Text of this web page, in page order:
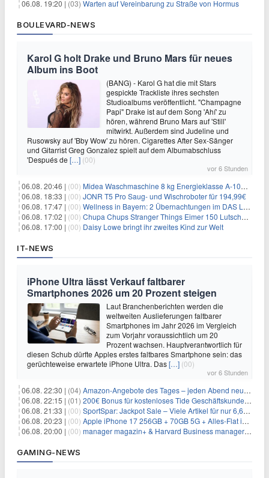
06.08. 19:20 | (03) Warten auf Vereinbarung zu Straße von Hormus
BOULEVARD-NEWS
Karol G holt Drake und Bruno Mars für neues
Album ins Boot
(BANG) - Karol G hat die mit Stars
gespickte Trackliste ihres sechsten
Studioalbums veröffentlicht. "Champagne
Papi" Drake ist auf dem Song 'Ahí' zu
hören, während Bruno Mars auf 'Still'
mitwirkt. Außerdem sind Judeline und
Rusowsky auf 'Bby Wow' zu hören. Cigarettes After Sex-Sänger
und Gitarrist Greg Gonzalez spielt auf dem Albumabschluss
'Después de […] (00)
vor 6 Stunden
06.08. 20:46 | (00) Midea Waschmaschine 8 kg Energieklasse A-10% 1400 U/Min für 289,97€
06.08. 18:33 | (00) JONR T5 Pro Saug- und Wischroboter für 194,99€
06.08. 17:47 | (00) Wellness in Bayern: 2 Übernachtungen im DAS LUDWIG Sports Resort inkl. HP + Wellness ab 174€ p.P.
06.08. 17:02 | (00) Chupa Chups Stranger Things Eimer 150 Lutscher für 21,95€
06.08. 17:00 | (00) Daisy Lowe bringt ihr zweites Kind zur Welt
IT-NEWS
iPhone Ultra lässt Verkauf faltbarer
Smartphones 2026 um 20 Prozent steigen
Laut Branchenberichten werden die
weltweiten Auslieferungen faltbarer
Smartphones im Jahr 2026 im Vergleich
zum Vorjahr voraussichtlich um 20
Prozent wachsen. Hauptverantwortlich für
diesen Schub dürfte Apples erstes faltbares Smartphone sein: das
gerüchteweise erwartete iPhone Ultra. Das[…] (00)
vor 6 Stunden
06.08. 22:30 | (04) Amazon-Angebote des Tages – jeden Abend neue Deals zum Stöbern
06.08. 22:15 | (01) 200€ Bonus für kostenloses Tide Geschäftskundenkonto
06.08. 21:33 | (00) SportSpar: Jackpot Sale – Viele Artikel für nur 6,66€ – nur 48 Stunden
06.08. 20:23 | (00) Apple iPhone 17 256GB + 70GB 5G + Alles-Flat im Vodafone-Netz für 34,99€/Monat – eff. 4,65€/Monat
06.08. 20:00 | (00) manager magazin+ & Harvard Business manager+ Digital-Kombi-Abo 1 Monat kostenlos
GAMING-NEWS